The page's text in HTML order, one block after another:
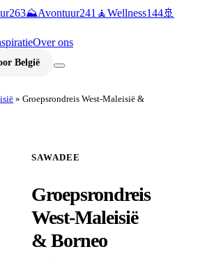
263⛰️Avontuur241 🧘Wellness144🚢
Over ons
België
» Groepsrondreis West-Maleisië &
SAWADEE
Groepsrondreis
West-Maleisië
& Borneo